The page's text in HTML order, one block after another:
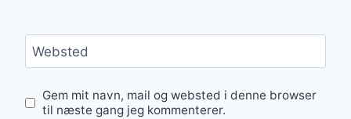
Websted
Gem mit navn, mail og websted i denne browser
til næste gang jeg kommenterer.